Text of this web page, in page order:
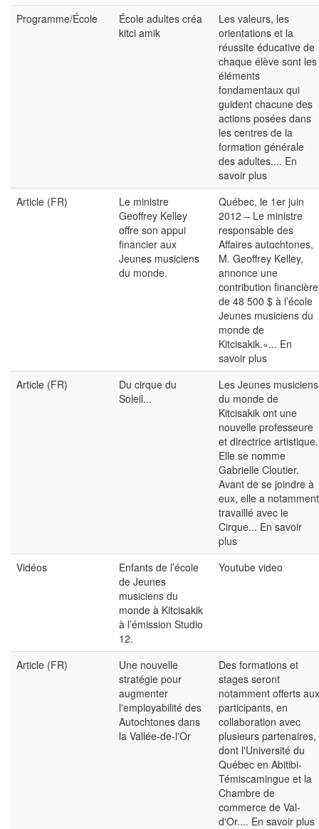
Programme/École
École adultes créa
kitci amik
Les valeurs, les
orientations et la
réussite éducative de
chaque élève sont les
éléments
fondamentaux qui
guident chacune des
actions posées dans
les centres de la
formation générale
des adultes.... En
savoir plus
Article (FR)
Le ministre
Geoffrey Kelley
offre son appui
financier aux
Jeunes musiciens
du monde.
Québec, le 1er juin
2012 – Le ministre
responsable des
Affaires autochtones,
M. Geoffrey Kelley,
annonce une
contribution financière
de 48 500 $ à l’école
Jeunes musiciens du
monde de
Kitcisakik.«... En
savoir plus
Article (FR)
Du cirque du
Soleil...
Les Jeunes musiciens
du monde de
Kitcisakik ont une
nouvelle professeure
et directrice artistique.
Elle se nomme
Gabrielle Cloutier.
Avant de se joindre à
eux, elle a notamment
travaillé avec le
Cirque... En savoir
plus
Vidéos
Enfants de l’école
de Jeunes
musiciens du
monde à Kitcisakik
à l’émission Studio
12.
Youtube video
Article (FR)
Une nouvelle
stratégie pour
augmenter
l'employabilité des
Autochtones dans
la Vallée-de-l'Or
Des formations et
stages seront
notamment offerts aux
participants, en
collaboration avec
plusieurs partenaires,
dont l'Université du
Québec en Abitibi-
Témiscamingue et la
Chambre de
commerce de Val-
d'Or.... En savoir plus